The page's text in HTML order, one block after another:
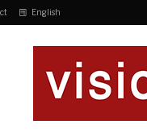
English